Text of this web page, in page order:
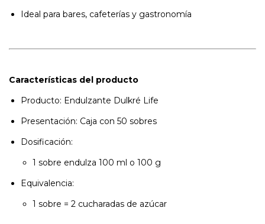
Ideal para bares, cafeterías y gastronomía
Características del producto
Producto: Endulzante Dulkré Life
Presentación: Caja con 50 sobres
Dosificación:
1 sobre endulza 100 ml o 100 g
Equivalencia:
1 sobre = 2 cucharadas de azúcar